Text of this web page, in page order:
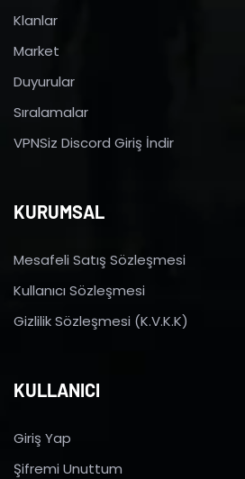
Klanlar
Market
Duyurular
Sıralamalar
VPNSiz Discord Giriş İndir
KURUMSAL
Mesafeli Satış Sözleşmesi
Kullanıcı Sözleşmesi
Gizlilik Sözleşmesi (K.V.K.K)
KULLANICI
Giriş Yap
Şifremi Unuttum